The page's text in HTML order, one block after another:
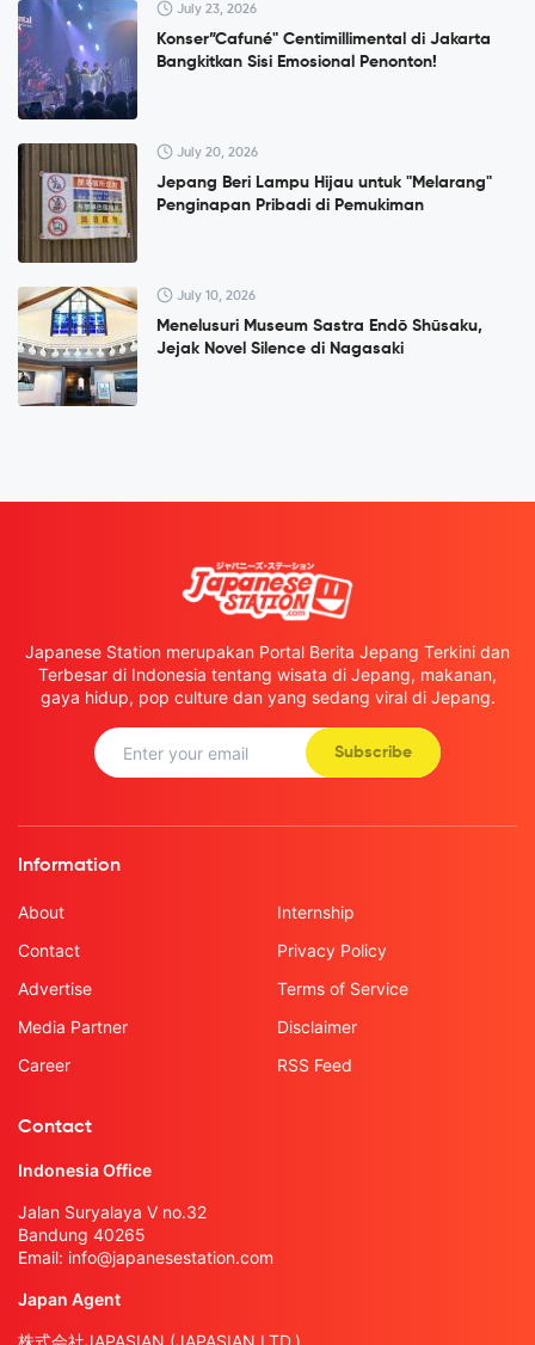
July 23, 2026
Konser”Cafuné" Centimillimental di Jakarta
Bangkitkan Sisi Emosional Penonton!
July 20, 2026
Jepang Beri Lampu Hijau untuk "Melarang"
Penginapan Pribadi di Pemukiman
July 10, 2026
Menelusuri Museum Sastra Endō Shūsaku,
Jejak Novel Silence di Nagasaki
Japanese Station merupakan Portal Berita Jepang Terkini dan
Terbesar di Indonesia tentang wisata di Jepang, makanan,
gaya hidup, pop culture dan yang sedang viral di Jepang.
Subscribe
Information
About
Contact
Advertise
Media Partner
Career
Internship
Privacy Policy
Terms of Service
Disclaimer
RSS Feed
Contact
Indonesia Office
Jalan Suryalaya V no.32
Bandung 40265
Email: info@japanesestation.com
Japan Agent
株式会社JAPASIAN (JAPASIAN LTD.)